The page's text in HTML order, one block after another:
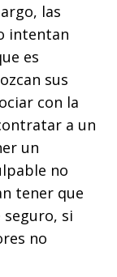
las
intentan
es
sus
con la
a un
un
no
tener que
si
no